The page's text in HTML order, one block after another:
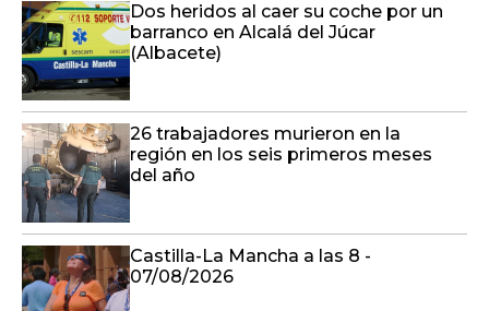
Dos heridos al caer su coche por un
barranco en Alcalá del Júcar
(Albacete)
26 trabajadores murieron en la
región en los seis primeros meses
del año
Castilla-La Mancha a las 8 -
07/08/2026